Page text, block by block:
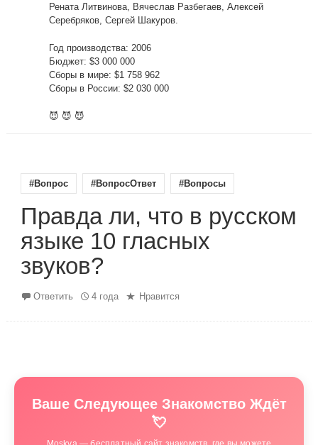
Рената Литвинова, Вячеслав Разбегаев, Алексей
Серебряков, Сергей Шакуров.
Год производства: 2006
Бюджет: $3 000 000
Сборы в мире: $1 758 962
Сборы в России: $2 030 000
😈 😈 😈
#Вопрос #ВопросОтвет #Вопросы
Правда ли, что в русском
языке 10 гласных
звуков?
Ответить 4 года Нравится
Ваше Следующее Знакомство Ждёт
💘